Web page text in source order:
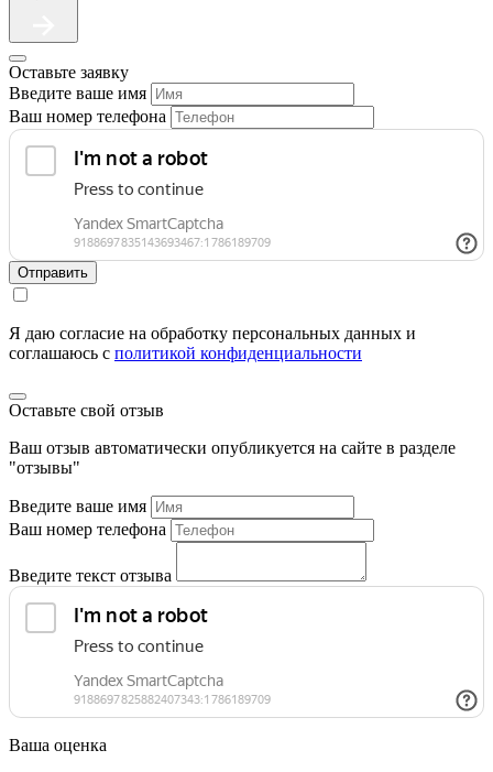
Оставьте заявку
Введите ваше имя
Ваш номер телефона
Отправить
Я даю согласие на обработку персональных данных и
соглашаюсь c политикой конфиденциальности
Оставьте свой отзыв
Ваш отзыв автоматически опубликуется на сайте в разделе
"отзывы"
Введите ваше имя
Ваш номер телефона
Введите текст отзыва
Ваша оценка